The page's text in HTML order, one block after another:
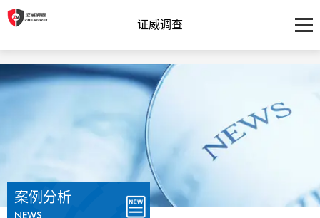
证威调查
案例分析
NEWS